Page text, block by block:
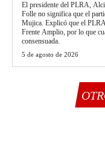
El presidente del PLRA,
Folle no significa que el
Mujica. Explicó que el
Frente Amplio, por lo que
consensuada.
5 de agosto de 2026